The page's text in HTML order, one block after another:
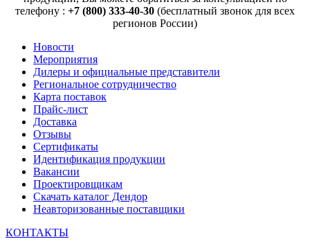
телефону : +7 (800) 333-40-30 (бесплатный звонок для всех
регионов России)
Новости
Мероприятия
Дилеры и официальные представители
Региональное сотрудничество
Карта поставок
Прайс-лист
Доставка
Отзывы
Сертификаты
Идентификация продукции
Вакансии
Проектировщикам
Скачать каталог Дендор
Неавторизованные поставщики
КОНТАКТЫ